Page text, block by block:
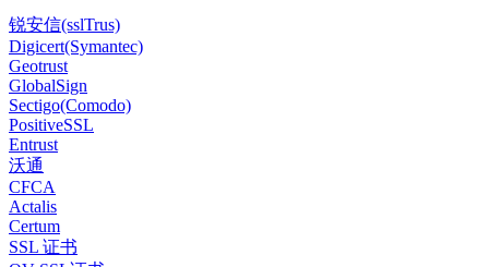
锐安信(sslTrus)
Digicert(Symantec)
Geotrust
GlobalSign
Sectigo(Comodo)
PositiveSSL
Entrust
沃通
CFCA
Actalis
Certum
SSL 证书